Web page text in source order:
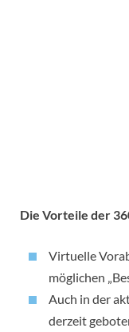
Die Vorteile der
Virtuelle
möglichen
Auch in der
derzeit